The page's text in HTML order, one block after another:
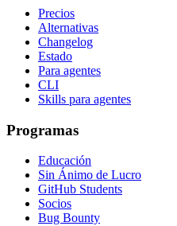
Precios
Alternativas
Changelog
Estado
Para agentes
CLI
Skills para agentes
Programas
Educación
Sin Ánimo de Lucro
GitHub Students
Socios
Bug Bounty